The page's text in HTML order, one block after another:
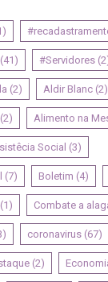
(41) #Servidores
(2) Aldir Blanc (2)
(2) Alimento na
Social (3)
(7) Boletim (4)
(1) Combate a
coronavirus (67)
(2)